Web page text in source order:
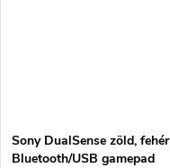
Sony DualSense zöld, fehér
Bluetooth/USB gamepad